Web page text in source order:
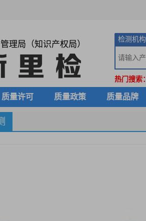
理局（知识产权局）
检测机构
热门搜索：
质量许可 质量政策 质量品牌